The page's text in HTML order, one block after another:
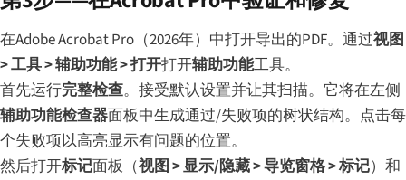
在Adobe Acrobat Pro（2026年）中打开导出的PDF。通过视图
> 工具 > 辅助功能 > 打开打开辅助功能工具。
首先运行完整检查。接受默认设置并让其扫描。它将在左侧
辅助功能检查器面板中生成通过/失败项的树状结构。点击每
个失败项以高亮显示有问题的位置。
然后打开标记面板（视图 > 显示/隐藏 > 导览窗格 > 标记）和